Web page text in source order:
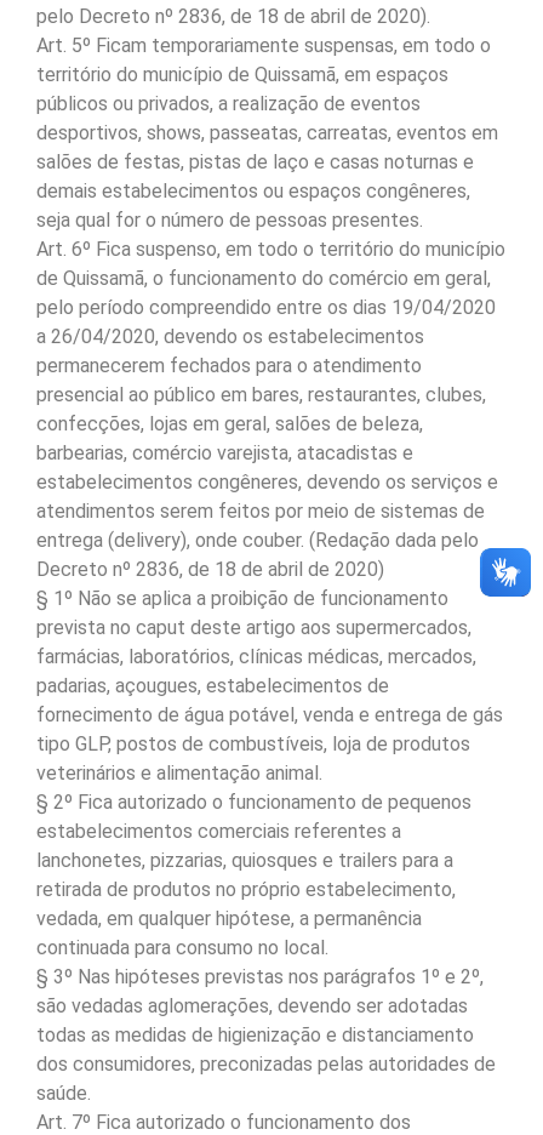
pelo Decreto nº 2836, de 18 de abril de 2020).
Art. 5º Ficam temporariamente suspensas, em todo o
território do município de Quissamã, em espaços
públicos ou privados, a realização de eventos
desportivos, shows, passeatas, carreatas, eventos em
salões de festas, pistas de laço e casas noturnas e
demais estabelecimentos ou espaços congêneres,
seja qual for o número de pessoas presentes.
Art. 6º Fica suspenso, em todo o território do município
de Quissamã, o funcionamento do comércio em geral,
pelo período compreendido entre os dias 19/04/2020
a 26/04/2020, devendo os estabelecimentos
permanecerem fechados para o atendimento
presencial ao público em bares, restaurantes, clubes,
confecções, lojas em geral, salões de beleza,
barbearias, comércio varejista, atacadistas e
estabelecimentos congêneres, devendo os serviços e
atendimentos serem feitos por meio de sistemas de
entrega (delivery), onde couber. (Redação dada pelo
Decreto nº 2836, de 18 de abril de 2020)
§ 1º Não se aplica a proibição de funcionamento
prevista no caput deste artigo aos supermercados,
farmácias, laboratórios, clínicas médicas, mercados,
padarias, açougues, estabelecimentos de
fornecimento de água potável, venda e entrega de gás
tipo GLP, postos de combustíveis, loja de produtos
veterinários e alimentação animal.
§ 2º Fica autorizado o funcionamento de pequenos
estabelecimentos comerciais referentes a
lanchonetes, pizzarias, quiosques e trailers para a
retirada de produtos no próprio estabelecimento,
vedada, em qualquer hipótese, a permanência
continuada para consumo no local.
§ 3º Nas hipóteses previstas nos parágrafos 1º e 2º,
são vedadas aglomerações, devendo ser adotadas
todas as medidas de higienização e distanciamento
dos consumidores, preconizadas pelas autoridades de
saúde.
Art. 7º Fica autorizado o funcionamento dos